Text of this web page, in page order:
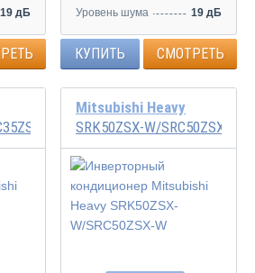
19 дБ
Уровень шума
19 дБ
КУПИТЬ СМОТРЕТЬ
W
Mitsubishi Heavy
SRK50ZSX-W/SRC50ZSX-W
Инвертор